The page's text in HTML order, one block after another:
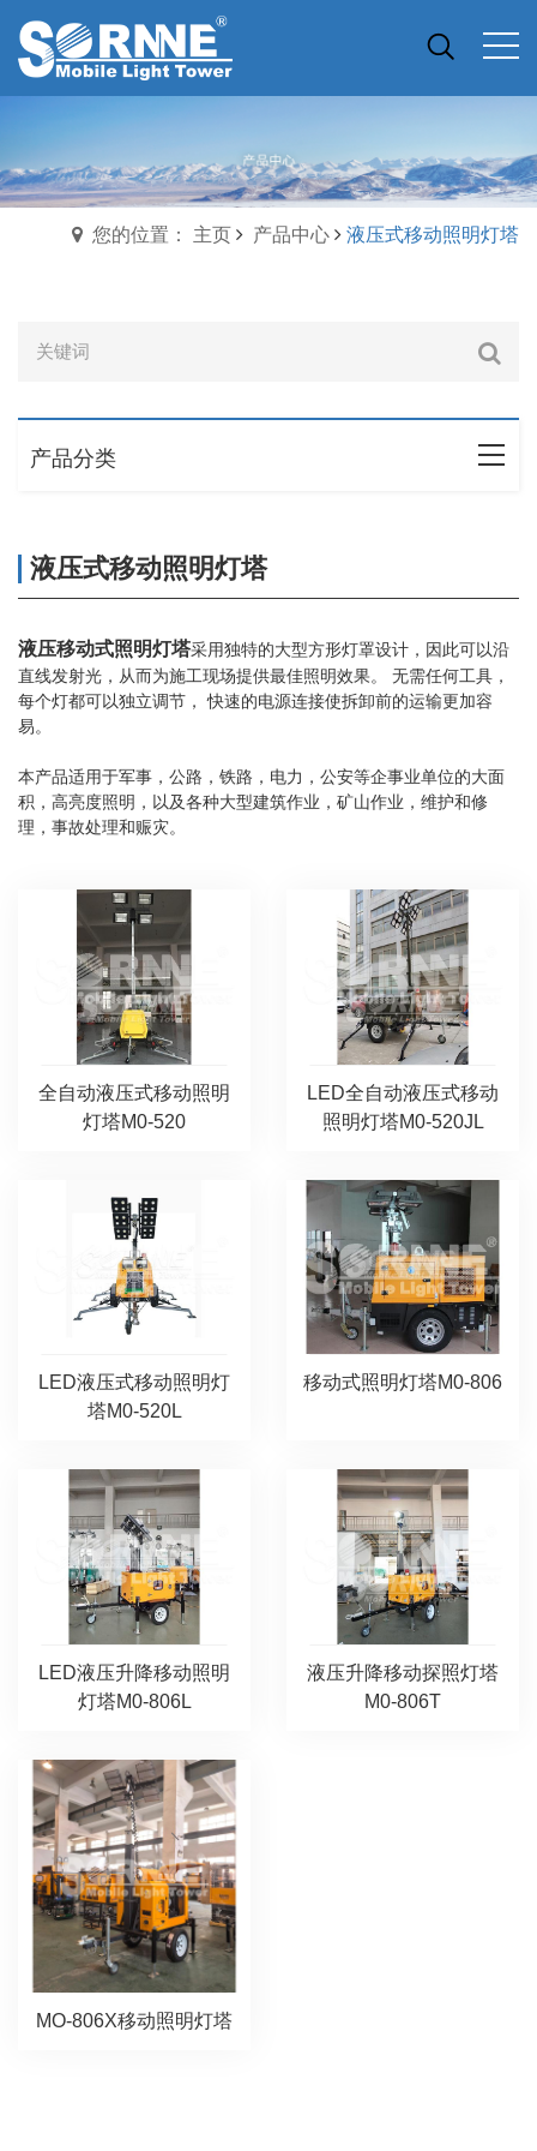
您的位置： 主页 产品中心 液压式移动照明灯塔
产品分类
液压式移动照明灯塔
液压移动式照明灯塔采用独特的大型方形灯罩设计，因此可以沿
直线发射光，从而为施工现场提供最佳照明效果。 无需任何工具，
每个灯都可以独立调节， 快速的电源连接使拆卸前的运输更加容
易。
本产品适用于军事，公路，铁路，电力，公安等企事业单位的大面
积，高亮度照明，以及各种大型建筑作业，矿山作业，维护和修
理，事故处理和赈灾。
全自动液压式移动照明
灯塔M0-520
LED全自动液压式移动
照明灯塔M0-520JL
LED液压式移动照明灯
塔M0-520L
移动式照明灯塔M0-806
LED液压升降移动照明
灯塔M0-806L
液压升降移动探照灯塔
M0-806T
MO-806X移动照明灯塔